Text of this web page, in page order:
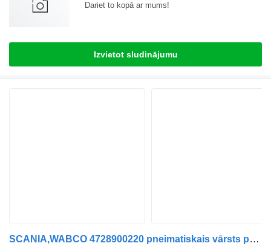
Dariet to kopā ar mums!
Izvietot sludinājumu
SCANIA,WABCO 4728900220 pneimatiskais vārsts paredzēts Scania L,P,G,R,S-series (2016-) vilcēja